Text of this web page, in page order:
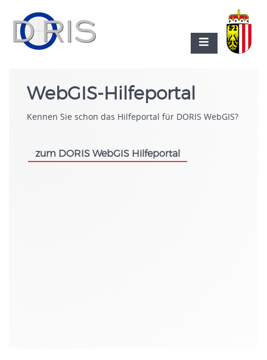
WebGIS-Hilfeportal
Kennen Sie schon das Hilfeportal für DORIS WebGIS?
zum DORIS WebGIS Hilfeportal